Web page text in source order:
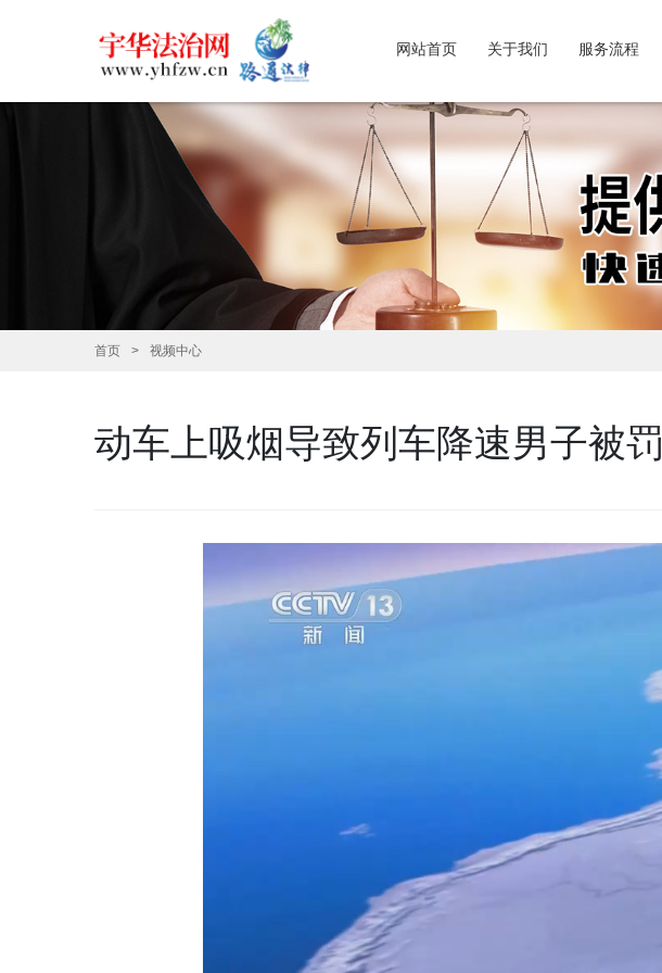
网站首页 关于我们 服务流程
首页 视频中心
动车上吸烟导致列车降速男子被罚